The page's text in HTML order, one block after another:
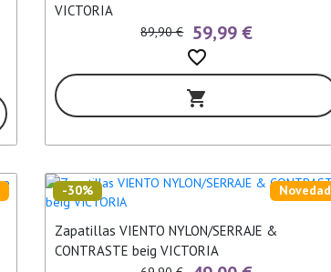
VICTORIA
89,90 € 59,99 €
favorite_border
shopping_cart
Zapatillas VIENTO NYLON/SERRAJE &
CONTRASTE beig VICTORIA
Novedad
-30%